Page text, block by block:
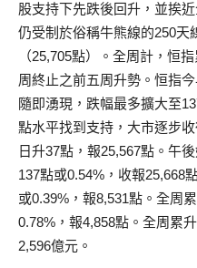
股支持下先跌後回升，並挨
仍受制於俗稱牛熊線的250天
（25,705點）。全周計，恒
周終止之前五周升勢。恒指
隨即湧現，跌幅最多擴大至
點水平找到支持，大市逐步
日升37點，報25,567點。午
137點或0.54%，收報25,668
或0.39%，報8,531點。全周
0.78%，報4,858點。全周累
2,596億元。